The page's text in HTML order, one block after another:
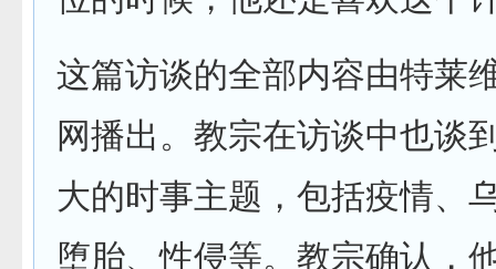
这篇访谈的全部内容由特莱
网播出。教宗在访谈中也谈
大的时事主题，包括疫情、
堕胎、性侵等。教宗确认，